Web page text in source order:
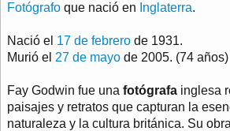
Fotógrafo que nació en Inglaterra.
Nació el 17 de febrero de 1931.
Murió el 27 de mayo de 2005. (74 años)
Fay Godwin fue una fotógrafa inglesa
paisajes y retratos que capturan la
naturaleza y la cultura británica. Su